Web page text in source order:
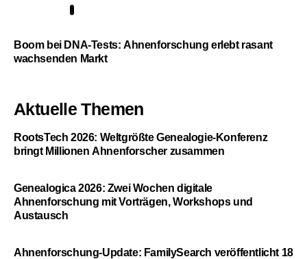
Boom bei DNA-Tests: Ahnenforschung erlebt rasant
wachsenden Markt
Aktuelle Themen
RootsTech 2026: Weltgrößte Genealogie-Konferenz
bringt Millionen Ahnenforscher zusammen
Genealogica 2026: Zwei Wochen digitale
Ahnenforschung mit Vorträgen, Workshops und
Austausch
Ahnenforschung-Update: FamilySearch veröffentlicht 18